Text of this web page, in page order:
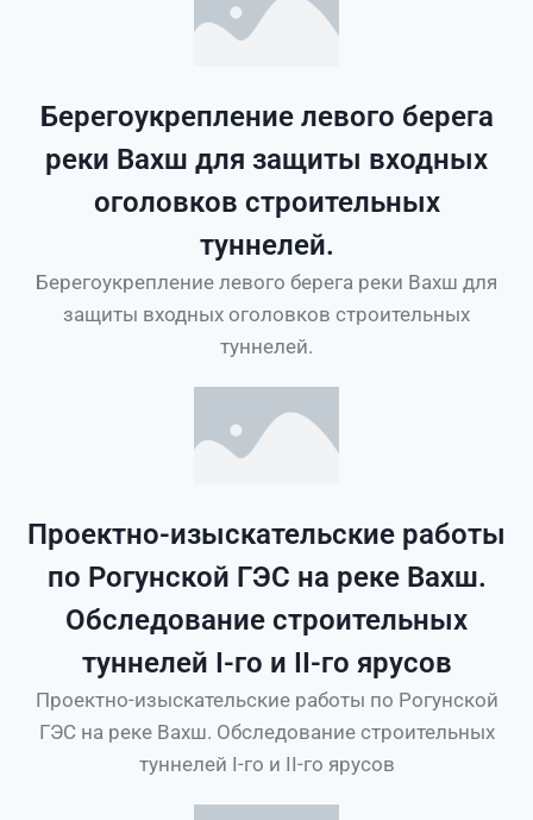
Берегоукрепление левого берега
реки Вахш для защиты входных
оголовков строительных
туннелей.
Берегоукрепление левого берега реки Вахш для
защиты входных оголовков строительных
туннелей.
Проектно-изыскательские работы
по Рогунской ГЭС на реке Вахш.
Обследование строительных
туннелей I-го и II-го ярусов
Проектно-изыскательские работы по Рогунской
ГЭС на реке Вахш. Обследование строительных
туннелей I-го и II-го ярусов